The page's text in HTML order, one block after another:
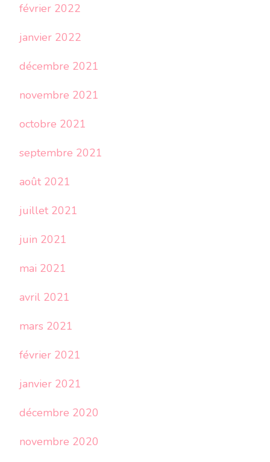
février 2022
janvier 2022
décembre 2021
novembre 2021
octobre 2021
septembre 2021
août 2021
juillet 2021
juin 2021
mai 2021
avril 2021
mars 2021
février 2021
janvier 2021
décembre 2020
novembre 2020